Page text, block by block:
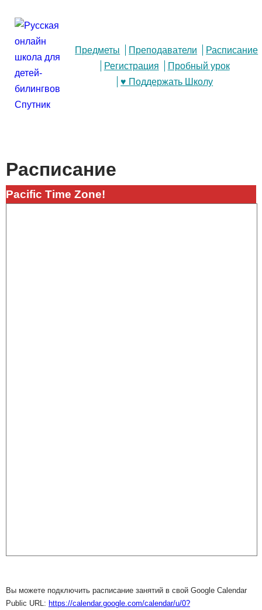
Предметы Преподаватели
Расписание
Регистрация
Пробный урок
♥ Поддержать Школу
Расписание
Pacific Time Zone!
Вы можете подключить расписание занятий в свой Google Calendar
Public URL: https://calendar.google.com/calendar/u/0?